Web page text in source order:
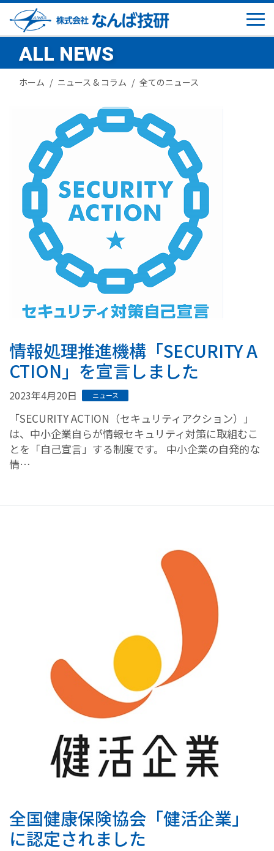
ALL NEWS
ホーム ニュース & コラム 全てのニュース
情報処理推進機構「SECURITY A
CTION」を宣言しました
2023年4月20日 ニュース
「SECURITY ACTION（セキュリティアクション）」
は、中小企業自らが情報セキュリティ対策に取組むこ
とを「自己宣言」する制度です。 中小企業の自発的な
情…
全国健康保険協会「健活企業」
に認定されました